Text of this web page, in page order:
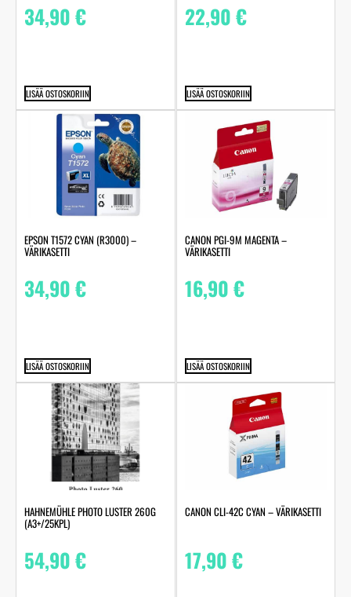
34,90€
LISÄÄ OSTOSKORIIN
22,90€
LISÄÄ OSTOSKORIIN
EPSON T1572 CYAN (R3000) –
VÄRIKASETTI
34,90€
LISÄÄ OSTOSKORIIN
CANON PGI-9M MAGENTA –
VÄRIKASETTI
16,90€
LISÄÄ OSTOSKORIIN
HAHNEMÜHLE PHOTO LUSTER 260G
(A3+/25KPL)
54,90€
CANON CLI-42C CYAN – VÄRIKASETTI
17,90€